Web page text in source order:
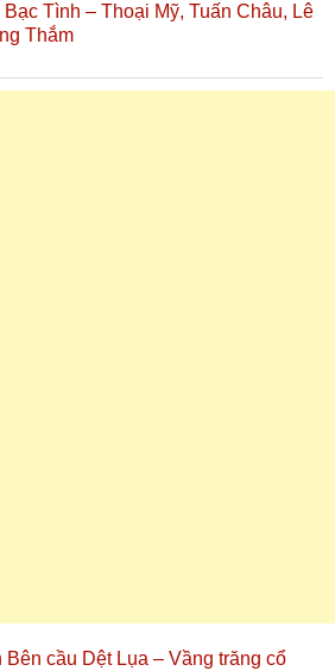
Tình – Thoại Mỹ, Tuấn Châu, Lê
Thắm
Bên cầu Dệt Lụa – Vầng trăng cổ